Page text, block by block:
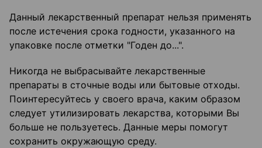
Данный лекарственный препарат нельзя применять
после истечения срока годности, указанного на
упаковке после отметки "Годен до...".
Никогда не выбрасывайте лекарственные
препараты в сточные воды или бытовые отходы.
Поинтересуйтесь у своего врача, каким образом
следует утилизировать лекарства, которыми Вы
больше не пользуетесь. Данные меры помогут
сохранить окружающую среду.